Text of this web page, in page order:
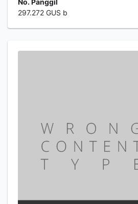
No. Panggil
297.272 GUS b